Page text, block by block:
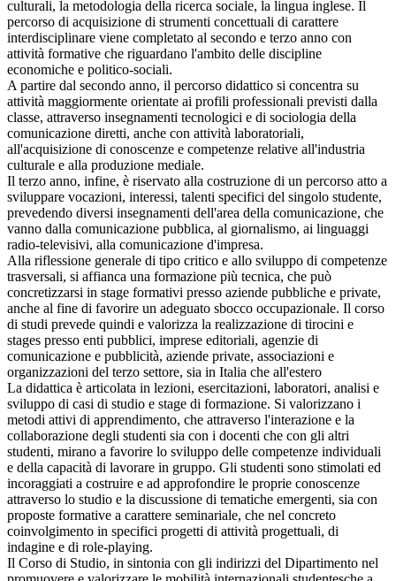
culturali, la metodologia della ricerca sociale, la lingua inglese. Il
percorso di acquisizione di strumenti concettuali di carattere
interdisciplinare viene completato al secondo e terzo anno con
attività formative che riguardano l'ambito delle discipline
economiche e politico-sociali.
A partire dal secondo anno, il percorso didattico si concentra su
attività maggiormente orientate ai profili professionali previsti dalla
classe, attraverso insegnamenti tecnologici e di sociologia della
comunicazione diretti, anche con attività laboratoriali,
all'acquisizione di conoscenze e competenze relative all'industria
culturale e alla produzione mediale.
Il terzo anno, infine, è riservato alla costruzione di un percorso atto a
sviluppare vocazioni, interessi, talenti specifici del singolo studente,
prevedendo diversi insegnamenti dell'area della comunicazione, che
vanno dalla comunicazione pubblica, al giornalismo, ai linguaggi
radio-televisivi, alla comunicazione d'impresa.
Alla riflessione generale di tipo critico e allo sviluppo di competenze
trasversali, si affianca una formazione più tecnica, che può
concretizzarsi in stage formativi presso aziende pubbliche e private,
anche al fine di favorire un adeguato sbocco occupazionale. Il corso
di studi prevede quindi e valorizza la realizzazione di tirocini e
stages presso enti pubblici, imprese editoriali, agenzie di
comunicazione e pubblicità, aziende private, associazioni e
organizzazioni del terzo settore, sia in Italia che all'estero
La didattica è articolata in lezioni, esercitazioni, laboratori, analisi e
sviluppo di casi di studio e stage di formazione. Si valorizzano i
metodi attivi di apprendimento, che attraverso l'interazione e la
collaborazione degli studenti sia con i docenti che con gli altri
studenti, mirano a favorire lo sviluppo delle competenze individuali
e della capacità di lavorare in gruppo. Gli studenti sono stimolati ed
incoraggiati a costruire e ad approfondire le proprie conoscenze
attraverso lo studio e la discussione di tematiche emergenti, sia con
proposte formative a carattere seminariale, che nel concreto
coinvolgimento in specifici progetti di attività progettuali, di
indagine e di role-playing.
Il Corso di Studio, in sintonia con gli indirizzi del Dipartimento nel